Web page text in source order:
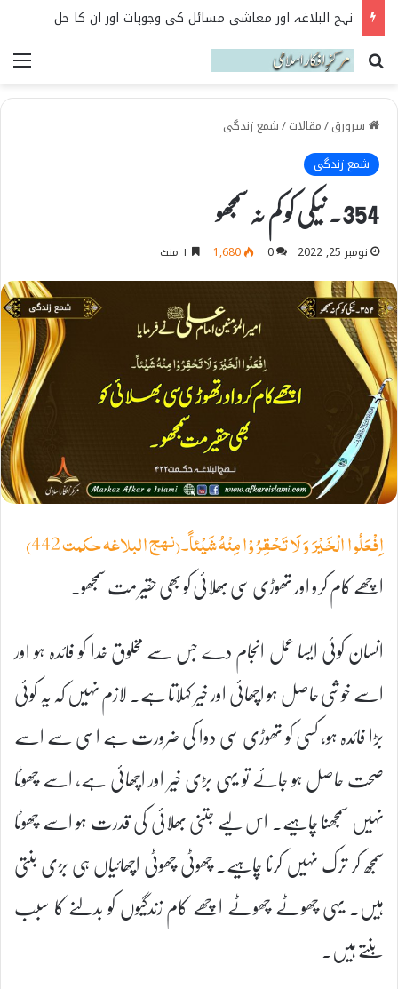
نہج البلاغہ اور معاشی مسائل کی وجوہات اور ان کا حل
Search for
سرورق/مقالات/شمع زندگی
شمع زندگی
354۔ نیکی کو کم نہ سمجھو
نومبر 25, 2022 0
1,680
اِفْعَلُوا الْخَيْرَ وَ لَا تَحْقِرُوْا مِنْهُ شَيْئاً۔(نہج البلاغہ حکمت 442)
اچھے کام کرو اور تھوڑی سی بھلائی کو بھی حقیر مت سمجھو۔
انسان کوئی ایسا عمل انجام دے جس سے مخلوق خدا کو فائدہ ہو اور
اسے خوشی حاصل ہو اچھائی اور خیر کہلاتا ہے۔ لازم نہیں کہ یہ کوئی
بڑا فائدہ ہو، کسی کو تھوڑی سی دوا کی ضرورت ہے اسی سے اسے
صحت حاصل ہو جائے تو یہی بڑی خیر اور اچھائی ہے، اسے چھوٹا
نہیں سمجھنا چاہیے۔ اس لیے جتنی بھلائی کی قدرت ہو اسے چھوٹا
سمجھ کر ترک نہیں کرنا چاہیے۔ چھوٹی چھوٹی اچھائیاں ہی بڑی بنتی
ہیں۔ یہی چھوٹے چھوٹے اچھے کام زندگیوں کو بدلنے کا سبب
بنتے ہیں۔